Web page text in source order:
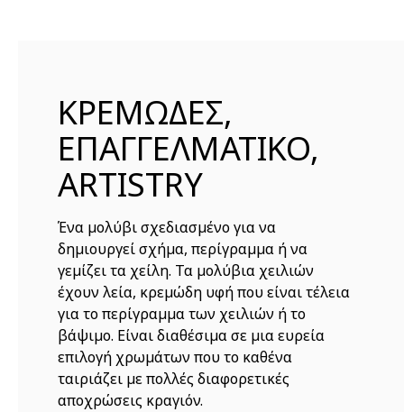
ΚΡΕΜΩΔΕΣ,
ΕΠΑΓΓΕΛΜΑΤΙΚΟ,
ARTISTRY
Ένα μολύβι σχεδιασμένο για να
δημιουργεί σχήμα, περίγραμμα ή να
γεμίζει τα χείλη. Τα μολύβια χειλιών
έχουν λεία, κρεμώδη υφή που είναι τέλεια
για το περίγραμμα των χειλιών ή το
βάψιμο. Είναι διαθέσιμα σε μια ευρεία
επιλογή χρωμάτων που το καθένα
ταιριάζει με πολλές διαφορετικές
αποχρώσεις κραγιόν.